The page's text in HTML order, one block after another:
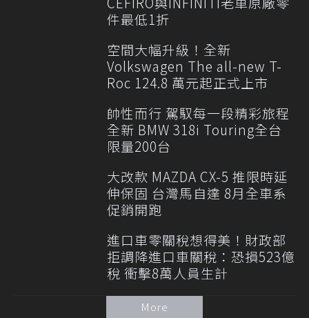
件最低1折
空間大幅升級！全新
Volkswagen The all-new T-
Roc 124.8 萬元起正式上市
帥性而行 駕馭每一段精彩旅程
全新 BMW 318i Touring全台
限量200台
大改款 MAZDA CX-5 推限時延
伸保固 台灣馬自達 8月全車系
促銷開跑
進口車零關稅想得美！財政部
拒調降進口車關稅：恐損523億
稅 衝擊8萬人員生計
More